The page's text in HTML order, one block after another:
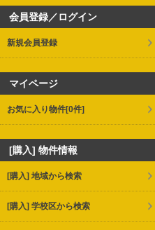
会員登録／ログイン
新規会員登録
マイページ
お気に入り物件[0件]
[購入] 物件情報
[購入] 地域から検索
[購入] 学校区から検索